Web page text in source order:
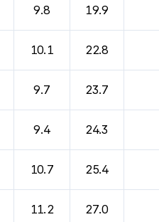
9.8 19.9
10.1 22.8
9.7 23.7
9.4 24.3
10.7 25.4
11.2 27.0